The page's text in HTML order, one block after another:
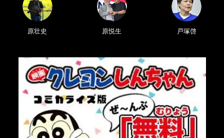
原壮史 原悦生 戸塚啓